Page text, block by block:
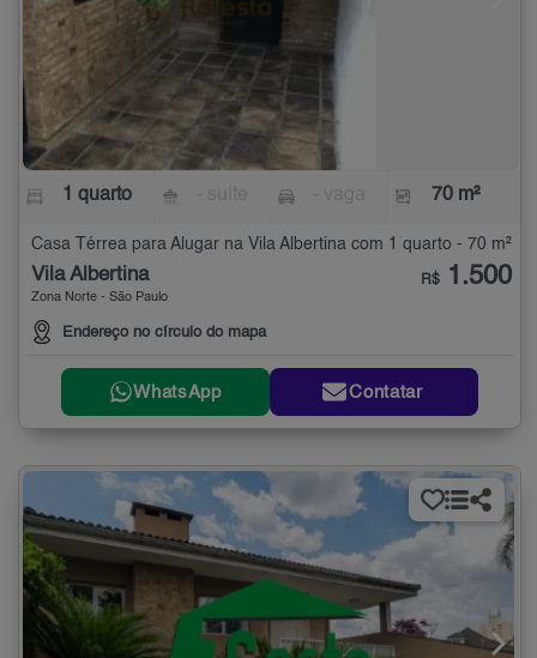
1 quarto 70 m²
Casa Térrea para Alugar na Vila Albertina com 1 quarto - 70 m²
Vila Albertina
Zona Norte - São Paulo
Endereço no círculo do mapa
R$ 1.500
WhatsApp Contatar